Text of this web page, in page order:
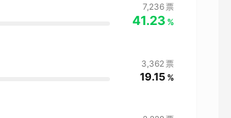
7,236 票
41.23 %
3,362 票
19.15 %